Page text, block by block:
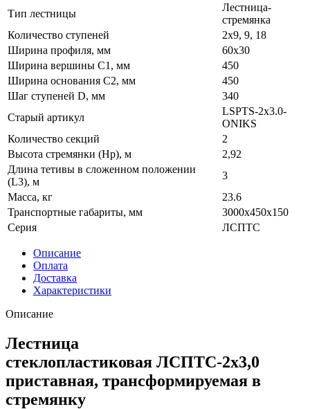
Тип лестницы
Лестница-
стремянка
Количество ступеней
2х9, 9, 18
Ширина профиля, мм
60х30
Ширина вершины С1, мм
450
Ширина основания C2, мм
450
Шаг ступеней D, мм
340
Старый артикул
LSPTS-2x3.0-
ONIKS
Количество секций
2
Высота стремянки (Hр), м
2,92
Длина тетивы в сложенном положении
(L3), м
3
Масса, кг
23.6
Транспортные габариты, мм
3000x450x150
Серия
ЛСПТС
Описание
Оплата
Доставка
Характеристики
Описание
Лестница
стеклопластиковая ЛСПТС-2х3,0
приставная, трансформируемая в
стремянку